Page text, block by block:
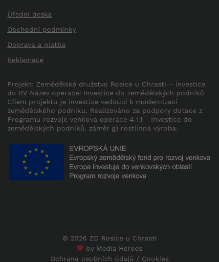
Úřední deska
Obchodní podmínky
Doprava a platba
Reklamace
Projekt: Zemědělské družstvo Rosice u Chrasti – investice
do RV Název operace: Investice do zemědělských podniků
Cílem projektu je investice vedoucí k modernizaci
zemědělského podniku. Realizováno za podpory dotace z
Programu rozvoje venkova operace 4.1.1 - investice do
zemědělských podniků, záměr g) rostlinná výroba.
© 2026 ZD Rosice u Chrasti
by Media Heroes
Ochrana osobních údajů / Cookies